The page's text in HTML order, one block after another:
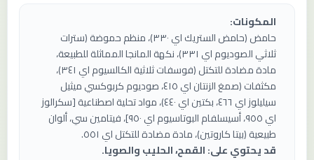
المكونات:
حامض (حامض الستريك اي ٣٣٠)، منظم حموضة (سترات
ثلاثي الصوديوم اي ٣٣١)، نكهة المانجا المماثلة للطبيعة،
مادة مضادة للتكتل (فوسفات ثلاثية الكالسيوم اي ٣٤١)،
مكثفات (صمغ الزنتان اي ٤١٥، صوديوم كربوكسي ميثيل
سيليلوز اي ٤٦٦، بكتين اي ٤٤٠)، مواد تحلية اصطناعية [سكرالوز
اي ٩٥٥، أسيسلفام البوتاسيوم اي ٩٥٠]، فيتامين سي، ألوان
طبيعية (بيتا كاروتين)، مادة مضادة للتكتل اي ٥٥١.
قد يحتوي على: القمح، الحليب والصويا.